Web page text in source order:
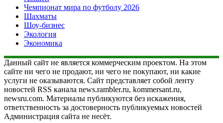
Чемпионат мира по футболу 2026
Шахматы
Шоу-бизнес
Экология
Экономика
Данный сайт не является коммерческим проектом. На этом
сайте ни чего не продают, ни чего не покупают, ни какие
услуги не оказываются. Сайт представляет собой ленту
новостей RSS канала news.rambler.ru, kommersant.ru,
newsru.com. Материалы публикуются без искажения,
ответственность за достоверность публикуемых новостей
Администрация сайта не несёт.